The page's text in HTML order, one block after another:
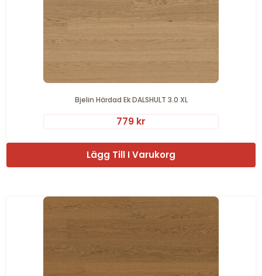
Bjelin Härdad Ek DALSHULT 3.0 XL
779 kr
Lägg Till I Varukorg